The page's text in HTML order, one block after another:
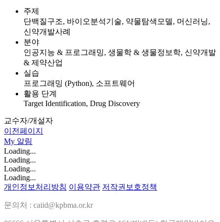
주제
단백질구조, 바이오분석기술, 약물탐색모델, 머신러닝,
신약개발사례
분야
인공지능 & 프로그래밍, 생물학 & 생물정보학, 신약개발
& 제약산업
실습
프로그래밍 (Python), 소프트웨어
활용 단계
Target Identification, Drug Discovery
교수자/개설자
이전페이지
My 알림
Loading...
Loading...
Loading...
Loading...
개인정보처리방침 이용약관 저작권보호정책
문의처 : caiid@kpbma.or.kr